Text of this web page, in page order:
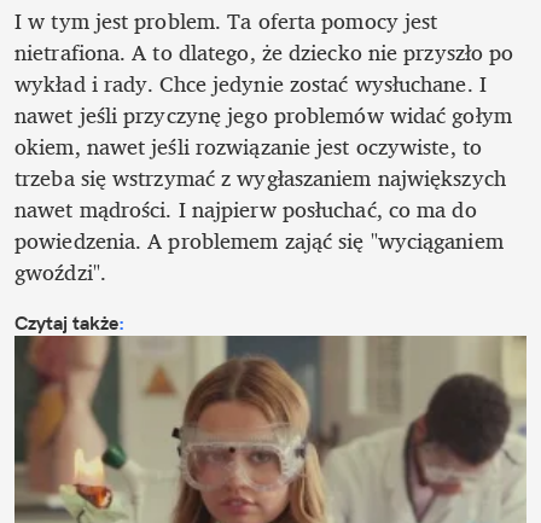
I w tym jest problem. Ta oferta pomocy jest
nietrafiona. A to dlatego, że dziecko nie przyszło po
wykład i rady. Chce jedynie zostać wysłuchane. I
nawet jeśli przyczynę jego problemów widać gołym
okiem, nawet jeśli rozwiązanie jest oczywiste, to
trzeba się wstrzymać z wygłaszaniem największych
nawet mądrości. I najpierw posłuchać, co ma do
powiedzenia. A problemem zająć się "wyciąganiem
gwoździ".
Czytaj także: